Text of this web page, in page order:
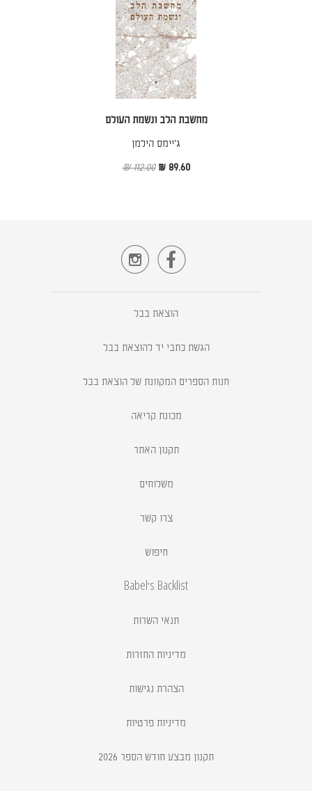
מחשבת הלב ונשמת העולם
ג׳יימס הילמן
89.60 ₪
112.00 ₪


הוצאת בבל
הגשת כתבי יד להוצאת בבל
חנות הספרים המקוונת של הוצאת בבל
מכונת קריאה
תקנון האתר
משלוחים
צרו קשר
חיפוש
Babel's Backlist
תנאי השרות
מדיניות החזרות
הצהרת נגישות
מדיניות פרטיות
תקנון מבצע חודש הספר 2026